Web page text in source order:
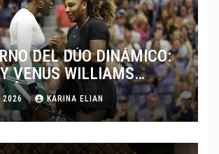
DEL DÚO DINÁMICO:
VENUS WILLIAMS
LOS DOBLES EN
2026
2026 KARINA ELIAN